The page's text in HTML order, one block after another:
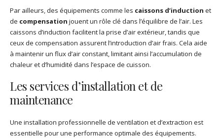
Par ailleurs, des équipements comme les caissons d’induction et
de compensation jouent un rôle clé dans l’équilibre de l’air. Les
caissons d’induction facilitent la prise d’air extérieur, tandis que
ceux de compensation assurent l’introduction d’air frais. Cela aide
à maintenir un flux d’air constant, limitant ainsi l’accumulation de
chaleur et d’humidité dans l’espace de cuisson.
Les services d’installation et de
maintenance
Une installation professionnelle de ventilation et d’extraction est
essentielle pour une performance optimale des équipements.